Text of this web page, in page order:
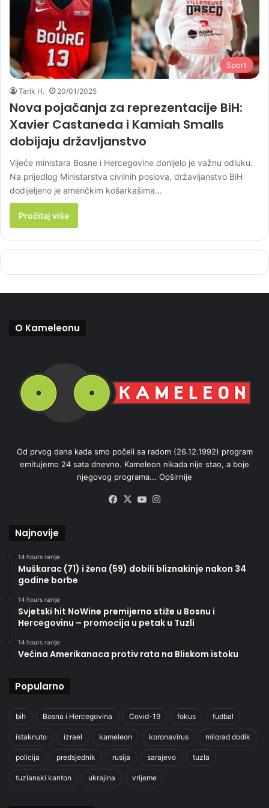
Sport
Tarik H. 20/01/2025
Nova pojačanja za reprezentacije BiH:
Xavier Castaneda i Kamiah Smalls
dobijaju državljanstvo
Vijeće ministara Bosne i Hercegovine donijelo je važnu odluku.
Na prijedlog Ministarstva civilnih poslova, državljanstvo BiH
dodijeljeno je američkim košarkašima…
Pročitaj više
O Kameleonu
Od prvog dana kada smo počeli sa radom (26.12.1992) program
emitujemo 24 sata dnevno. Kameleon nikada nije stao, a boje
njegovog programa... Opširnije
Facebook
X YouTube
Najnovije
14 hours ranije
Muškarac (71) i žena (59) dobili bliznakinje nakon 34
godine borbe
14 hours ranije
Svjetski hit NoWine premijerno stiže u Bosnu i
Hercegovinu – promocija u petak u Tuzli
14 hours ranije
Većina Amerikanaca protiv rata na Bliskom istoku
Popularno
bih Bosna i Hercegovina Covid-19 fokus fudbal
istaknuto izrael kameleon koronavirus milorad dodik
policija predsjednik rusija sarajevo tuzla
tuzlanski kanton ukrajina vrijeme